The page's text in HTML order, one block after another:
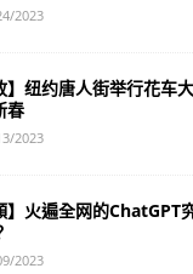
2023
】纽约唐人街举行花车
春
2023
】火遍全网的ChatGPT
2023